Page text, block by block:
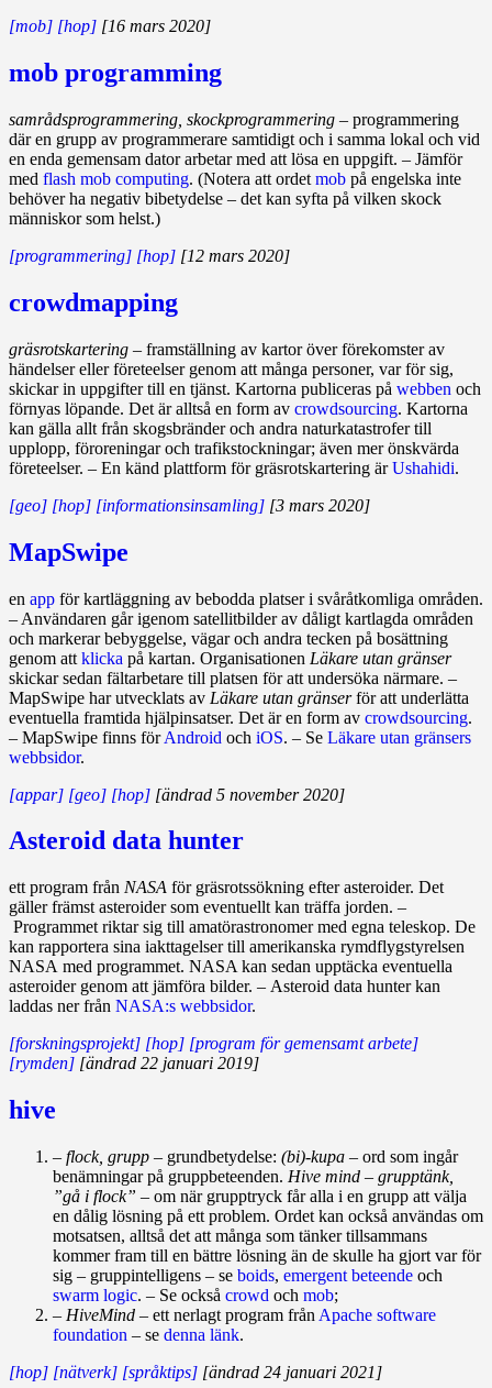
[mob] [hop] [16 mars 2020]
mob programming
samrådsprogrammering, skockprogrammering – programmering
där en grupp av programmerare samtidigt och i samma lokal och vid
en enda gemensam dator arbetar med att lösa en uppgift. – Jämför
med flash mob computing. (Notera att ordet mob på engelska inte
behöver ha negativ bibetydelse – det kan syfta på vilken skock
människor som helst.)
[programmering] [hop] [12 mars 2020]
crowdmapping
gräsrotskartering – framställning av kartor över förekomster av
händelser eller företeelser genom att många personer, var för sig,
skickar in uppgifter till en tjänst. Kartorna publiceras på webben och
förnyas löpande. Det är alltså en form av crowdsourcing. Kartorna
kan gälla allt från skogsbränder och andra naturkatastrofer till
upplopp, föroreningar och trafikstockningar; även mer önskvärda
företeelser. – En känd plattform för gräsrotskartering ärUshahidi.
[geo] [hop] [informationsinsamling] [3 mars 2020]
MapSwipe
en app för kartläggning av bebodda platser i svåråtkomliga områden.
– Användaren går igenom satellitbilder av dåligt kartlagda områden
och markerar bebyggelse, vägar och andra tecken på bosättning
genom att klicka på kartan. Organisationen Läkare utan gränser
skickar sedan fältarbetare till platsen för att undersöka närmare. –
MapSwipe har utvecklats av Läkare utan gränserför att underlätta
eventuella framtida hjälpinsatser. Det är en form av crowdsourcing.
– MapSwipe finns förAndroid och iOS. – Se Läkare utan gränsers
webbsidor.
[appar] [geo] [hop] [ändrad 5 november 2020]
Asteroid data hunter
ett program från NASA för gräsrotssökning efter asteroider. Det
gäller främst asteroider som eventuellt kan träffa jorden. –
Programmet riktar sig till amatörastronomer med egna teleskop. De
kan rapportera sina iakttagelser till amerikanska rymdflygstyrelsen
NASA med programmet. NASA kan sedan upptäcka eventuella
asteroider genom att jämföra bilder. – Asteroid data hunter kan
laddas ner från NASA:s webbsidor.
[forskningsprojekt] [hop] [program för gemensamt arbete]
[rymden] [ändrad 22 januari 2019]
hive
– flock, grupp – grundbetydelse: (bi)-kupa – ord som ingår
benämningar på gruppbeteenden. Hive mind – grupptänk,
”gå i flock” – om när grupptryck får alla i en grupp att välja
en dålig lösning på ett problem. Ordet kan också användas om
motsatsen, alltså det att många som tänker tillsammans
kommer fram till en bättre lösning än de skulle ha gjort var för
sig – gruppintelligens – se boids, emergent beteende och
swarm logic. – Se också crowd och mob;
– HiveMind – ett nerlagt program från Apache software
foundation – se denna länk.
[hop] [nätverk] [språktips] [ändrad 24 januari 2021]